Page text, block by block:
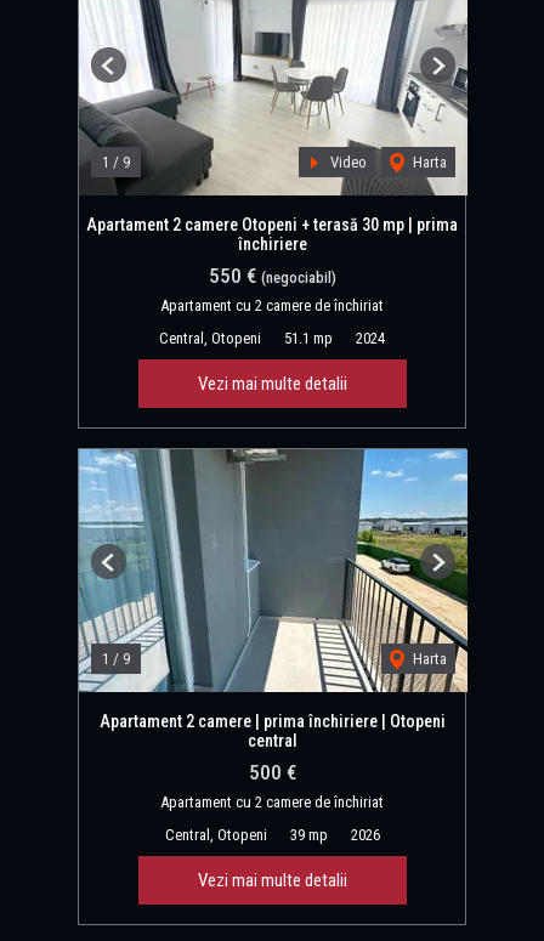
1 / 9 Video Harta
Previous Next
Apartament 2 camere Otopeni + terasă 30 mp | prima
închiriere
550 € (negociabil)
Apartament cu 2 camere de închiriat
Central, Otopeni
51.1 mp 2024
Vezi mai multe detalii
1 / 9 Harta
Previous Next
Apartament 2 camere | prima închiriere | Otopeni
central
500 €
Apartament cu 2 camere de închiriat
Central, Otopeni
39 mp 2026
Vezi mai multe detalii